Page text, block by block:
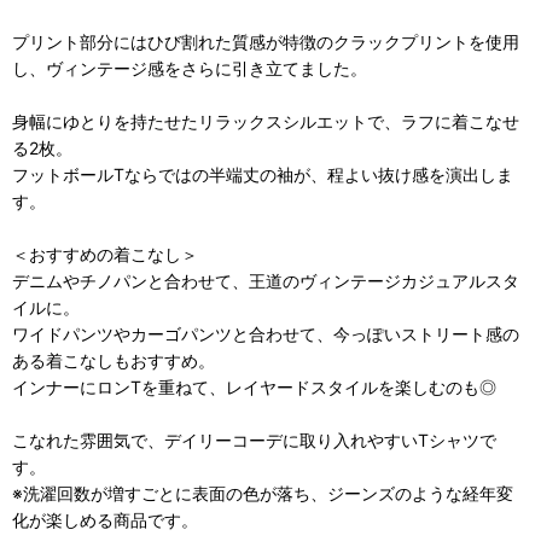
プリント部分にはひび割れた質感が特徴のクラックプリントを使用
し、ヴィンテージ感をさらに引き立てました。
身幅にゆとりを持たせたリラックスシルエットで、ラフに着こなせ
る2枚。
フットボールTならではの半端丈の袖が、程よい抜け感を演出しま
す。
＜おすすめの着こなし＞
デニムやチノパンと合わせて、王道のヴィンテージカジュアルスタ
イルに。
ワイドパンツやカーゴパンツと合わせて、今っぽいストリート感の
ある着こなしもおすすめ。
インナーにロンTを重ねて、レイヤードスタイルを楽しむのも◎
こなれた雰囲気で、デイリーコーデに取り入れやすいTシャツで
す。
※洗濯回数が増すごとに表面の色が落ち、ジーンズのような経年変
化が楽しめる商品です。